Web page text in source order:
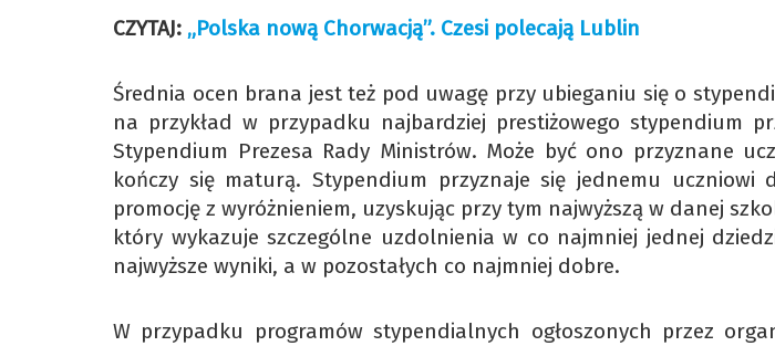
CZYTAJ: „Polska nową Chorwacją”. Czesi polecają Lublin
Średnia ocen brana jest też pod uwagę przy ubieganiu się o
na przykład w przypadku najbardziej prestiżowego stypendium
Stypendium Prezesa Rady Ministrów. Może być ono przyznane
kończy się maturą. Stypendium przyznaje się jednemu uczniowi
promocję z wyróżnieniem, uzyskując przy tym najwyższą w danej
który wykazuje szczególne uzdolnienia w co najmniej jednej
najwyższe wyniki, a w pozostałych co najmniej dobre.
W przypadku programów stypendialnych ogłoszonych przez